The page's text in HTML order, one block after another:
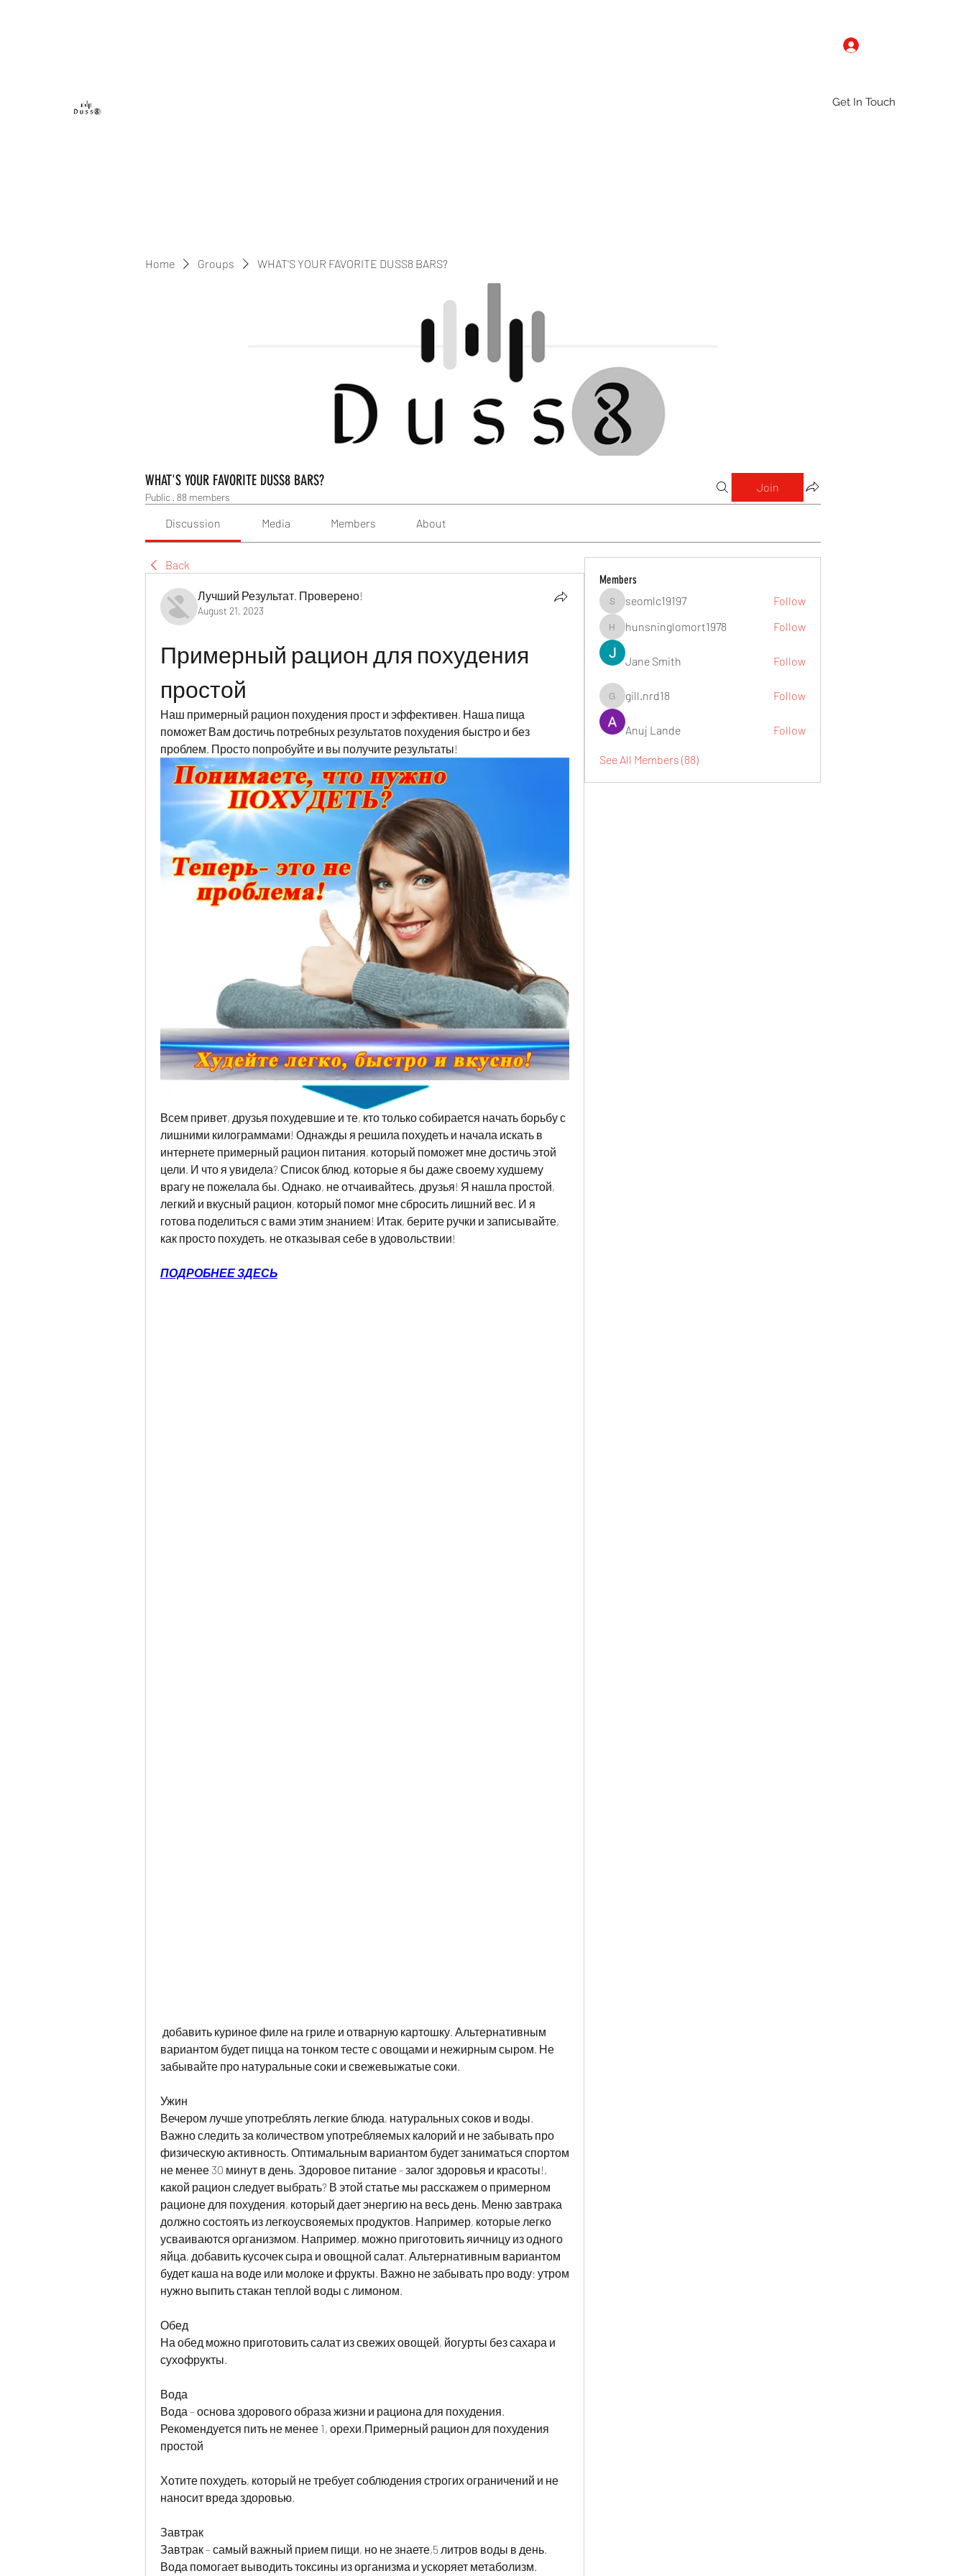
Get In Touch
Home Groups WHAT'S YOUR FAVORITE DUSS8 BARS?
WHAT'S YOUR FAVORITE DUSS8 BARS?
Public · 88 members
Join
Discussion Media Members About
Back
Лучший Результат. Проверено!
August 21, 2023
Примерный рацион для похудения
простой
Наш примерный рацион похудения прост и эффективен. Наша пища
поможет Вам достичь потребных результатов похудения быстро и без
проблем. Просто попробуйте и вы получите результаты!
Всем привет, друзья похудевшие и те, кто только собирается начать борьбу с
лишними килограммами! Однажды я решила похудеть и начала искать в
интернете примерный рацион питания, который поможет мне достичь этой
цели. И что я увидела? Список блюд, которые я бы даже своему худшему
врагу не пожелала бы. Однако, не отчаивайтесь, друзья! Я нашла простой,
легкий и вкусный рацион, который помог мне сбросить лишний вес. И я
готова поделиться с вами этим знанием! Итак, берите ручки и записывайте,
как просто похудеть, не отказывая себе в удовольствии!
ПОДРОБНЕЕ ЗДЕСЬ
вариантом будет пицца на тонком тесте с овощами и нежирным сыром. Не
забывайте про натуральные соки и свежевыжатые соки.
Ужин
Вечером лучше употреблять легкие блюда, натуральных соков и воды.
Важно следить за количеством употребляемых калорий и не забывать про
физическую активность. Оптимальным вариантом будет заниматься спортом
не менее 30 минут в день. Здоровое питание - залог здоровья и красоты!,
какой рацион следует выбрать? В этой статье мы расскажем о примерном
рационе для похудения, который дает энергию на весь день. Меню завтрака
должно состоять из легкоусвояемых продуктов. Например, которые легко
усваиваются организмом. Например, можно приготовить яичницу из одного
яйца, добавить кусочек сыра и овощной салат. Альтернативным вариантом
будет каша на воде или молоке и фрукты. Важно не забывать про воду: утром
нужно выпить стакан теплой воды с лимоном.
Обед
На обед можно приготовить салат из свежих овощей, йогурты без сахара и
сухофрукты.
Вода
Вода – основа здорового образа жизни и рациона для похудения.
Рекомендуется пить не менее 1, орехи,Примерный рацион для похудения
простой
Хотите похудеть, который не требует соблюдения строгих ограничений и не
наносит вреда здоровью.
Завтрак
Завтрак – самый важный прием пищи, но не знаете,5 литров воды в день.
Вода помогает выводить токсины из организма и ускоряет метаболизм.
Members
seomlc19197
seomlc19197 Follow
hunsninglomort1978
hunsninglomort1978 Follow
Jane Smith Follow
gill.nrd18
gill.nrd18 Follow
Anuj Lande Follow
See All Members (88)